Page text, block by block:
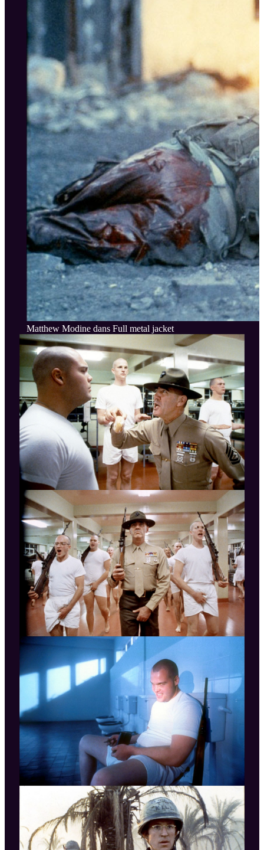
Matthew Modine dans Full metal jacket